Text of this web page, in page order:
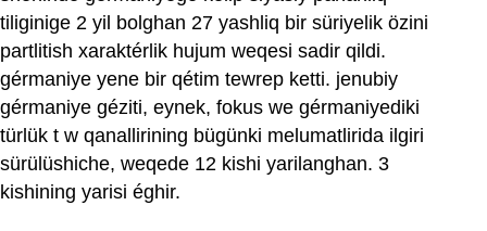
tiliginige 2 yil bolghan 27 yashliq bir süriyelik özini
partlitish xaraktérlik hujum weqesi sadir qildi.
gérmaniye yene bir qétim tewrep ketti. jenubiy
gérmaniye géziti, eynek, fokus we gérmaniyediki
türlük t w qanallirining bügünki melumatlirida ilgiri
sürülüshiche, weqede 12 kishi yarilanghan. 3
kishining yarisi éghir.